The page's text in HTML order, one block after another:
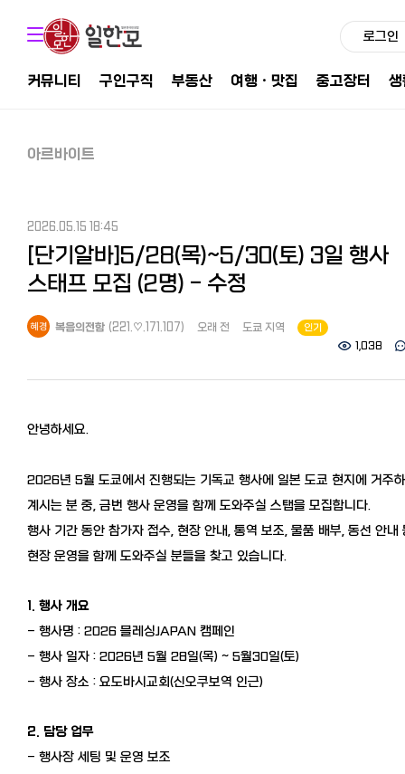
로그인
커뮤니티 구인구직 부동산 여행ㆍ맛집 중고장터
아르바이트
2026.05.15 18:45
[단기알바]5/28(목)~5/30(토) 3일 행사
스태프 모집 (2명) - 수정
복음의전함 (221.♡.171.107) 오래 전 도쿄 지역
인기
1,038
안녕하세요.
2026년 5월 도쿄에서 진행되는 기독교 행사에 일본 도쿄 현지에 거주
계시는 분 중, 금번 행사 운영을 함께 도와주실 스탭을 모집합니다.
행사 기간 동안 참가자 접수, 현장 안내, 통역 보조, 물품 배부, 동선 안내
현장 운영을 함께 도와주실 분들을 찾고 있습니다.
1. 행사 개요
- 행사명 : 2026 블레싱JAPAN 캠페인
- 행사 일자 : 2026년 5월 28일(목) ~ 5월30일(토)
- 행사 장소 : 요도바시교회(신오쿠보역 인근)
2. 담당 업무
- 행사장 세팅 및 운영 보조